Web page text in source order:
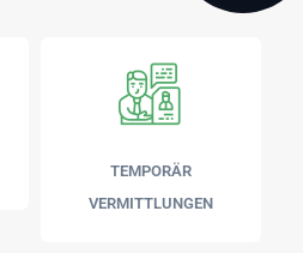
TEMPORÄR
VERMITTLUNGEN